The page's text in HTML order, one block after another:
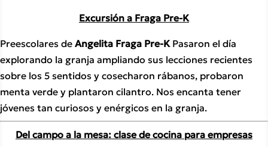
Excursión a Fraga Pre-K
Preescolares de Angelita Fraga Pre-K Pasaron el día
explorando la granja ampliando sus lecciones recientes
sobre los 5 sentidos y cosecharon rábanos, probaron
menta verde y plantaron cilantro. Nos encanta tener
jóvenes tan curiosos y enérgicos en la granja.
Del campo a la mesa: clase de cocina para empresas